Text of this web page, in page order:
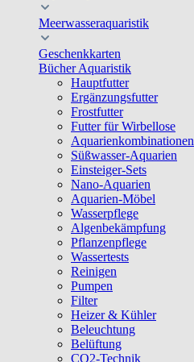
Meerwasseraquaristik
Geschenkkarten
Bücher Aquaristik
Hauptfutter
Ergänzungsfutter
Frostfutter
Futter für Wirbellose
Aquarienkombinationen
Süßwasser-Aquarien
Einsteiger-Sets
Nano-Aquarien
Aquarien-Möbel
Wasserpflege
Algenbekämpfung
Pflanzenpflege
Wassertests
Reinigen
Pumpen
Filter
Heizer & Kühler
Beleuchtung
Belüftung
CO2-Technik